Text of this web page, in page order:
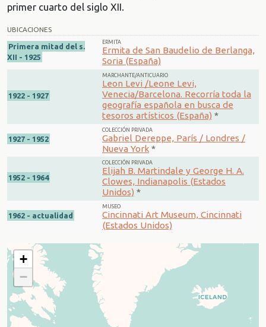
primer cuarto del siglo XII.
UBICACIONES
Primera mitad del s.
XII - 1925
ERMITA
Ermita de San Baudelio de Berlanga,
Soria (España)
1922 - 1927
MARCHANTE/ANTICUARIO
Leon Levi /Leone Levi,
Venecia/Barcelona. Recorría toda la
geografía española en busca de
tesoros artísticos (España) *
1927 - 1952
COLECCIÓN PRIVADA
Gabriel Dereppe, París / Londres /
Nueva York *
1952 - 1964
COLECCIÓN PRIVADA
Elijah B. Martindale y George H. A.
Clowes, Indianapolis (Estados
Unidos) *
1962 - actualidad
MUSEO
Cincinnati Art Museum, Cincinnati
(Estados Unidos)
+
−